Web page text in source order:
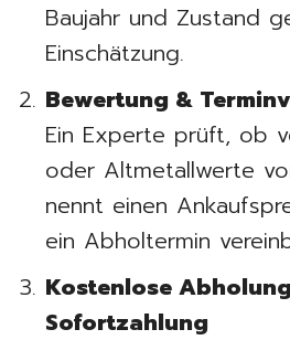
Baujahr und Zustand
Einschätzung.
Bewertung &
Ein Experte prüft, ob
oder Altmetallwerte
nennt einen
ein Abholtermin
Kostenlose
Sofortzahlung